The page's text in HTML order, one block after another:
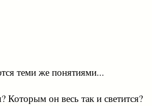
теми же понятиями...
Которым он весь так и светится?